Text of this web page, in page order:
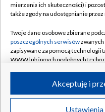
Naziemna Telewizja
Rada Programowa
System NOS
Informacje o nadawcy
Program dla prasy
©2026 Telewizja
mierzenia ich skuteczności) i
także zgody na udostępnianie
Twoje dane osobowe zbierane
poszczególnych serwisów
zapisywane za pomocą technologii
WWW lub innych podobnych
ruchu w Internecie.
Twoje dane osobowe zbierane
Ustawienia
Akceptuję i